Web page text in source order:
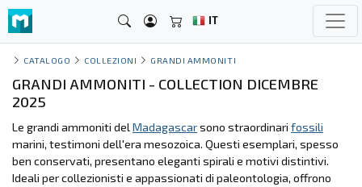
IT
CATALOGO COLLEZIONI GRANDI AMMONITI
GRANDI AMMONITI - COLLECTION DICEMBRE
2025
Le grandi ammoniti del Madagascarsono straordinari fossili
marini, testimoni dell'era mesozoica. Questi esemplari, spesso
ben conservati, presentano eleganti spirali e motivi distintivi.
Ideali per collezionisti e appassionati di paleontologia, offrono